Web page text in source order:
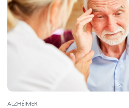
ALZHÉIMER